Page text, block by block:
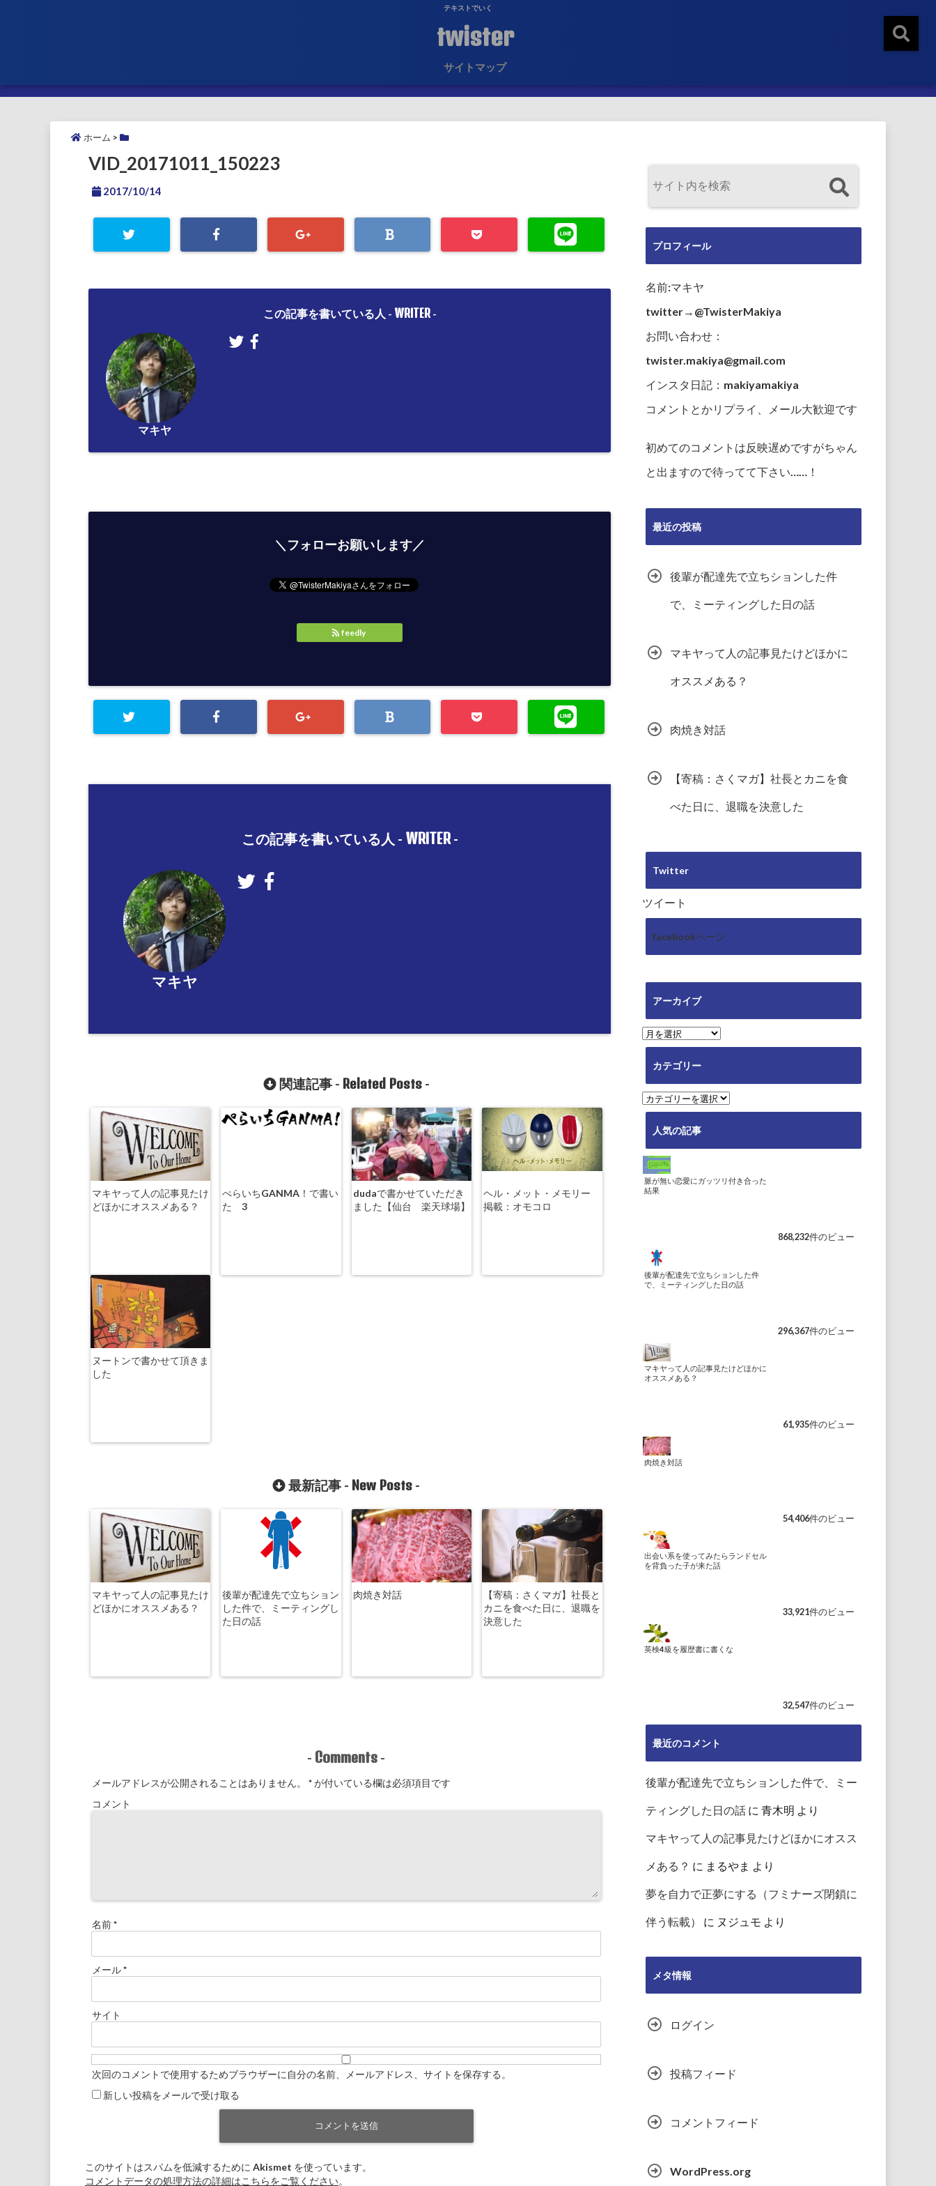
テキストでいく
twister
サイトマップ
ホーム >
VID_20171011_150223
2017/10/14
この記事を書いている人 - WRITER-
マキヤ
＼フォローお願いします／
feedly
この記事を書いている人 - WRITER-
マキヤ
関連記事 - Related Posts-
マキヤって人の記事見たけ
どほかにオススメある？
ぺらいちGANMA！で書い
た 3
dudaで書かせていただき
ました【仙台 楽天球場】
ヘル・メット・メモリー
掲載：オモコロ
ヌートンで書かせて頂きま
した
最新記事 - New Posts -
マキヤって人の記事見たけ
どほかにオススメある？
後輩が配達先で立ちション
した件で、ミーティングし
た日の話
肉焼き対話
【寄稿：さくマガ】社長と
カニを食べた日に、退職を
決意した
- Comments -
メールアドレスが公開されることはありません。 *が付いている欄は必須項目です
コメント
名前*
メール*
サイト
次回のコメントで使用するためブラウザーに自分の名前、メールアドレス、サイトを保存する。
新しい投稿をメールで受け取る
このサイトはスパムを低減するために Akismet を使っています。
コメントデータの処理方法の詳細はこちらをご覧ください。
プロフィール
名前:マキヤ
twitter→@TwisterMakiya
お問い合わせ：
twister.makiya@gmail.com
インスタ日記：makiyamakiya
コメントとかリプライ、メール大歓迎です
初めてのコメントは反映遅めですがちゃん
と出ますので待ってて下さい……！
最近の投稿
後輩が配達先で立ちションした件
で、ミーティングした日の話
マキヤって人の記事見たけどほかに
オススメある？
肉焼き対話
【寄稿：さくマガ】社長とカニを食
べた日に、退職を決意した
Twitter
ツイート
facebookページ
アーカイブ
ア
ー
ブ
カテゴリー
カ
テ
ー
人気の記事
脈が無い恋愛にガッツリ付き合った
結果
868,232件のビュー
後輩が配達先で立ちションした件
で、ミーティングした日の話
296,367件のビュー
マキヤって人の記事見たけどほかに
オススメある？
61,935件のビュー
肉焼き対話
54,406件のビュー
出会い系を使ってみたらランドセル
を背負った子が来た話
33,921件のビュー
英検4級を履歴書に書くな
32,547件のビュー
最近のコメント
後輩が配達先で立ちションした件で、ミー
ティングした日の話 に 青木明 より
マキヤって人の記事見たけどほかにオスス
メある？ に まるやま より
夢を自力で正夢にする（フミナーズ閉鎖に
伴う転載） に ヌジュモ より
メタ情報
ログイン
投稿フィード
コメントフィード
WordPress.org